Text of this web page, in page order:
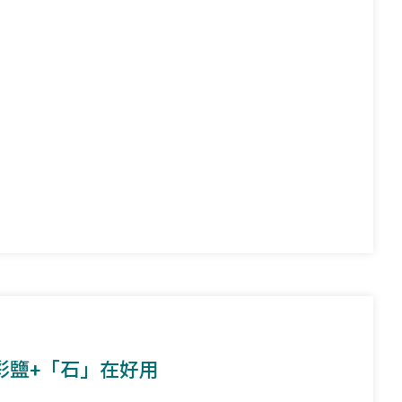
+「石」在好用